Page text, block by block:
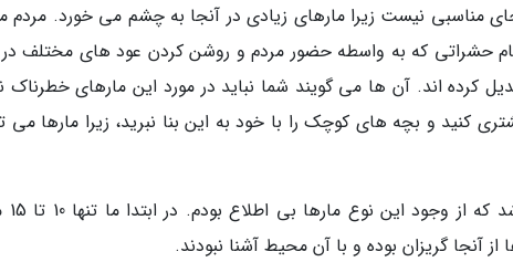
مناسبی نیست زیرا مارهای زیادی در آنجا به چشم می خورد. مردم
حشراتی که به واسطه حضور مردم و روشن کردن عود های مختلف در
کرده اند. آن ها می گویند شما نباید در مورد این مارهای خطرناک
کنید و بچه های کوچک را با خود به این بنا نبرید، زیرا مارها می
آنجا گریزان بوده و با آن محیط آشنا نبودند.